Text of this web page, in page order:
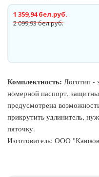
2 099,93 бел.руб.
1 359,94 бел.руб.
Комплектность: Логотип -
номерной паспорт,
предусмотрена
прикрутить удлинитель,
пяточку.
Изготовитель: ООО